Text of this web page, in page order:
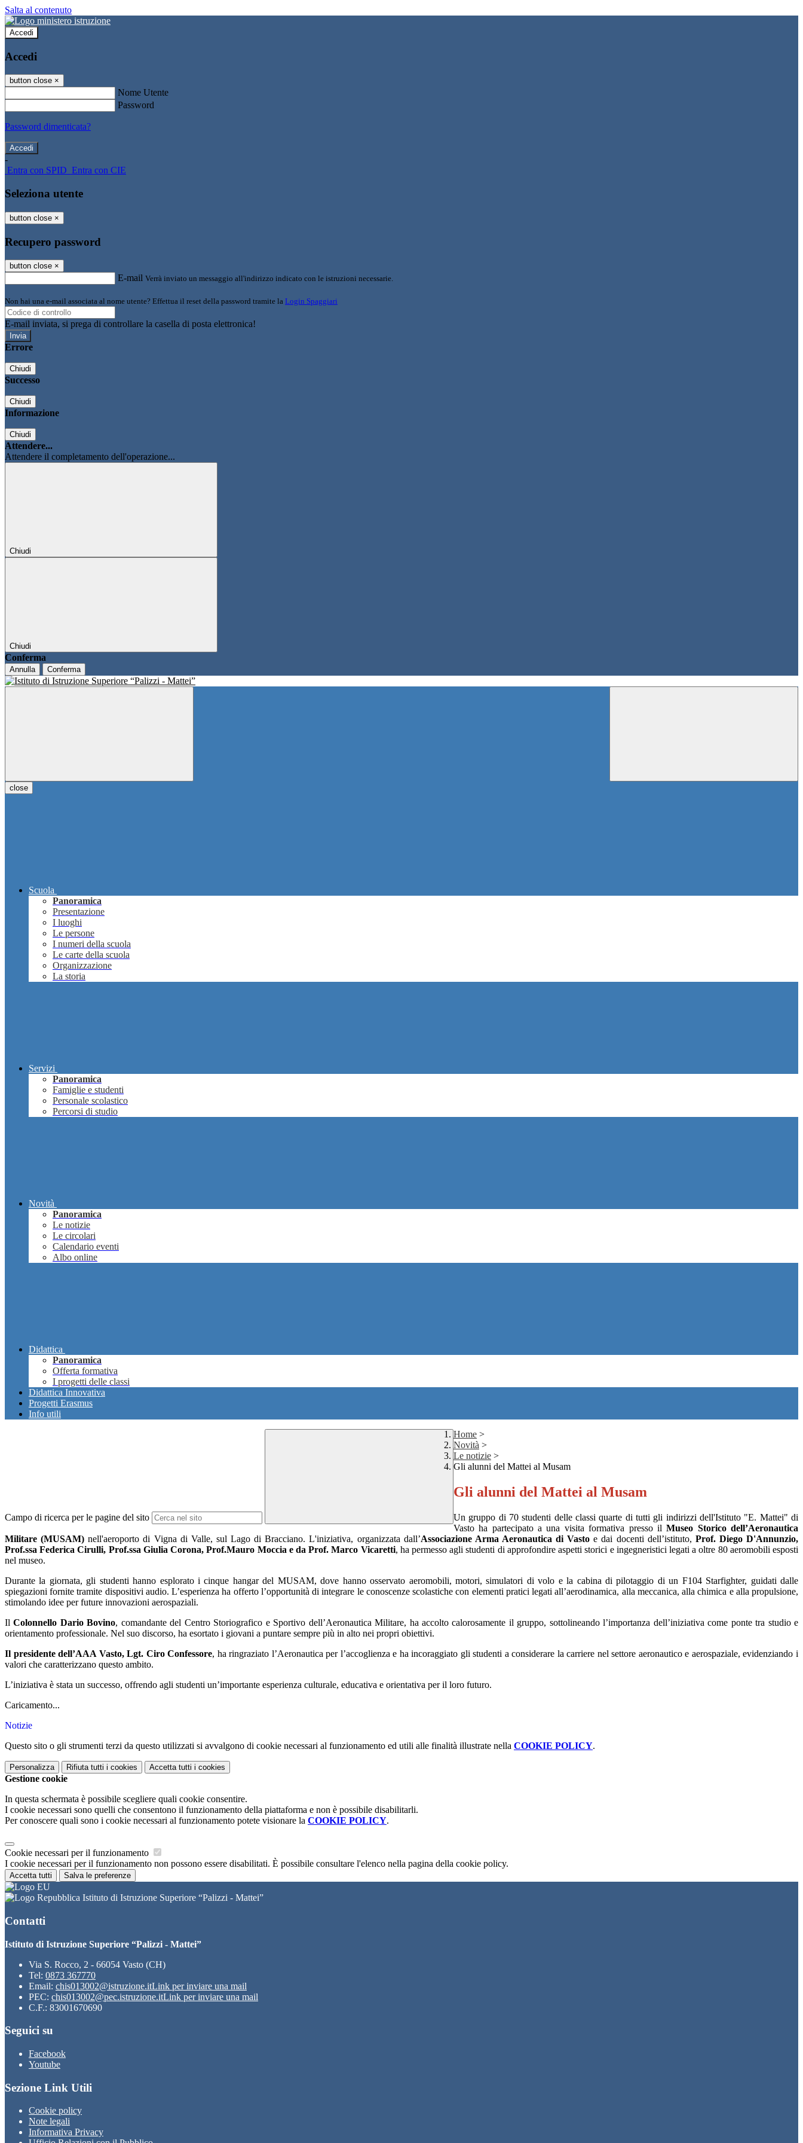
Salta al contenuto
Accedi
Accedi
button close ×
Nome Utente
Password
Password dimenticata?
-
Entra con SPID Entra con CIE
Seleziona utente
button close ×
Recupero password
button close ×
E-mail Verrà inviato un messaggio all'indirizzo indicato con le istruzioni necessarie.
Non hai una e-mail associata al nome utente? Effettua il reset della password tramite la Login Spaggiari
E-mail inviata, si prega di controllare la casella di posta elettronica!
Errore
Chiudi
Successo
Chiudi
Informazione
Chiudi
Attendere...
Attendere il completamento dell'operazione...
Chiudi
Chiudi
Conferma
Annulla Conferma
close
Scuola
Panoramica
Presentazione
I luoghi
Le persone
I numeri della scuola
Le carte della scuola
Organizzazione
La storia
Servizi
Panoramica
Famiglie e studenti
Personale scolastico
Percorsi di studio
Novità
Panoramica
Le notizie
Le circolari
Calendario eventi
Albo online
Didattica
Panoramica
Offerta formativa
I progetti delle classi
Didattica Innovativa
Progetti Erasmus
Info utili
Campo di ricerca per le pagine del sito
Home >
Novità >
Le notizie >
Gli alunni del Mattei al Musam
Gli alunni del Mattei al Musam
Un gruppo di 70 studenti delle classi quarte di tutti gli indirizzi dell'Istituto "E. Mattei" di
Vasto ha partecipato a una visita formativa presso ilMuseo Storico dell’Aeronautica
Militare (MUSAM) nell'aeroporto di Vigna di Valle, sul Lago di Bracciano. L'iniziativa, organizzata dall’Associazione Arma Aeronautica di Vasto e dai docenti dell’istituto, Prof. Diego D'Annunzio,
Prof.ssa Federica Cirulli, Prof.ssa Giulia Corona, Prof.Mauro Moccia e da Prof. Marco Vicaretti, ha permesso agli studenti di approfondire aspetti storici e ingegneristici legati a oltre 80 aeromobili esposti
nel museo.
Durante la giornata, gli studenti hanno esplorato i cinque hangar del MUSAM, dove hanno osservato aeromobili, motori, simulatori di volo e la cabina di pilotaggio di un F104 Starfighter, guidati dalle
spiegazioni fornite tramite dispositivi audio. L’esperienza ha offerto l’opportunità di integrare le conoscenze scolastiche con elementi pratici legati all’aerodinamica, alla meccanica, alla chimica e alla propulsione,
stimolando idee per future innovazioni aerospaziali.
IlColonnello Dario Bovino, comandante del Centro Storiografico e Sportivo dell’Aeronautica Militare, ha accolto calorosamente il gruppo, sottolineando l’importanza dell’iniziativa come ponte tra studio e
orientamento professionale. Nel suo discorso, ha esortato i giovani a puntare sempre più in alto nei propri obiettivi.
Il presidente dell’AAA Vasto, Lgt. Ciro Confessore, ha ringraziato l’Aeronautica per l’accoglienza e ha incoraggiato gli studenti a considerare la carriere nel settore aeronautico e aerospaziale, evidenziando i
valori che caratterizzano questo ambito.
L’iniziativa è stata un successo, offrendo agli studenti un’importante esperienza culturale, educativa e orientativa per il loro futuro.
Caricamento...
Notizie
Questo sito o gli strumenti terzi da questo utilizzati si avvalgono di cookie necessari al funzionamento ed utili alle finalità illustrate nella COOKIE POLICY.
Personalizza Rifiuta tutti i cookies Accetta tutti i cookies
Gestione cookie
In questa schermata è possibile scegliere quali cookie consentire.
I cookie necessari sono quelli che consentono il funzionamento della piattaforma e non è possibile disabilitarli.
Per conoscere quali sono i cookie necessari al funzionamento potete visionare la COOKIE POLICY.
Cookie necessari per il funzionamento
I cookie necessari per il funzionamento non possono essere disabilitati. È possibile consultare l'elenco nella pagina della cookie policy.
Accetta tutti Salva le preferenze
Istituto di Istruzione Superiore “Palizzi - Mattei”
Contatti
Istituto di Istruzione Superiore “Palizzi - Mattei”
Via S. Rocco, 2 - 66054 Vasto (CH)
Tel: 0873 367770
Email: chis013002@istruzione.itLink per inviare una mail
PEC: chis013002@pec.istruzione.itLink per inviare una mail
C.F.: 83001670690
Seguici su
Facebook
Youtube
Sezione Link Utili
Cookie policy
Note legali
Informativa Privacy